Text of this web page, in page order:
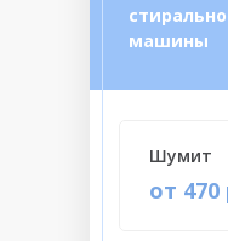
машины
от 470
Шумит